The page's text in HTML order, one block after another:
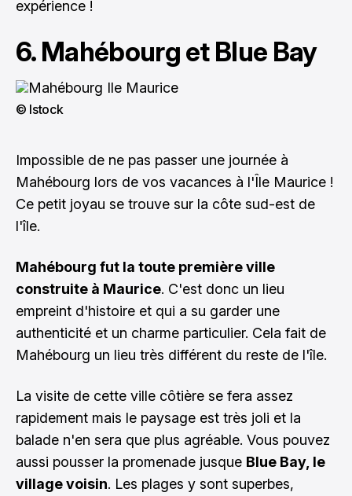
expérience !
6. Mahébourg et Blue Bay
© Istock
Impossible de ne pas passer une journée à
Mahébourg lors de vos vacances à l'Île Maurice !
Ce petit joyau se trouve sur la côte sud-est de
l'île.
Mahébourg fut la toute première ville
construite à Maurice. C'est donc un lieu
empreint d'histoire et qui a su garder une
authenticité et un charme particulier. Cela fait de
Mahébourg un lieu très différent du reste de l'île.
La visite de cette ville côtière se fera assez
rapidement mais le paysage est très joli et la
balade n'en sera que plus agréable. Vous pouvez
aussi pousser la promenade jusque Blue Bay, le
village voisin. Les plages y sont superbes,